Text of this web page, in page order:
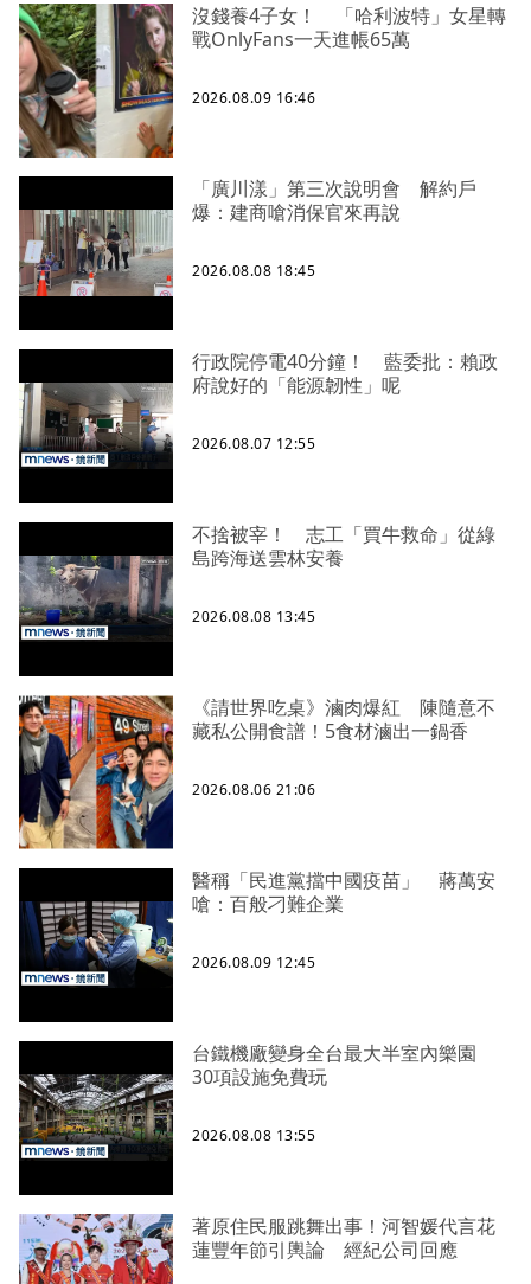
沒錢養4子女！ 「哈利波特」女星轉
戰OnlyFans一天進帳65萬
2026.08.09 16:46
「廣川漾」第三次說明會 解約戶
爆：建商嗆消保官來再說
2026.08.08 18:45
行政院停電40分鐘！ 藍委批：賴政
府說好的「能源韌性」呢
2026.08.07 12:55
不捨被宰！ 志工「買牛救命」從綠
島跨海送雲林安養
2026.08.08 13:45
《請世界吃桌》滷肉爆紅 陳隨意不
藏私公開食譜！5食材滷出一鍋香
2026.08.06 21:06
醫稱「民進黨擋中國疫苗」 蔣萬安
嗆：百般刁難企業
2026.08.09 12:45
台鐵機廠變身全台最大半室內樂園
30項設施免費玩
2026.08.08 13:55
著原住民服跳舞出事！河智媛代言花
蓮豐年節引輿論 經紀公司回應